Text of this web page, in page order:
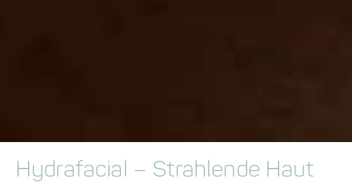
Hydrafacial – Strahlende Haut